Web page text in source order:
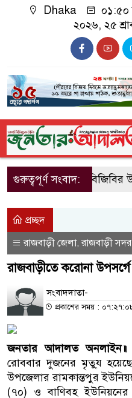
Dhaka
০১:৫০
২০২৬, ২৫
গুরুত্বপূর্ণ সংবাদ:
নওগাঁয় বিজিবির
প্রচ্ছদ
রাজবাড়ী জেলা,রাজবাড়ী সদর
রাজবাড়ীতে করোনা
সংবাদদাতা-
প্রকাশের সময় :
জনতার আদালত অনলাইন॥
রোববার দুজনের মৃতু্য
উপজেলার রামকান্তপুর
(৭০) ও বাণিবহ ইউনিয়নের